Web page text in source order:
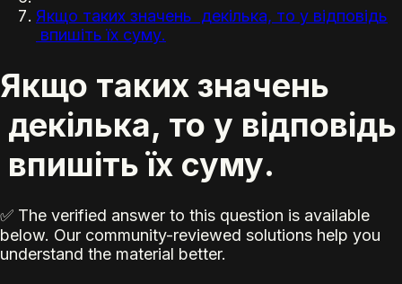
Якщо таких значень декілька, то у відповідь
впишіть їх суму.
Якщо таких значень
декілька, то у відповідь
впишіть їх суму.
✅ The verified answer to this question is available
below. Our community-reviewed solutions help you
understand the material better.